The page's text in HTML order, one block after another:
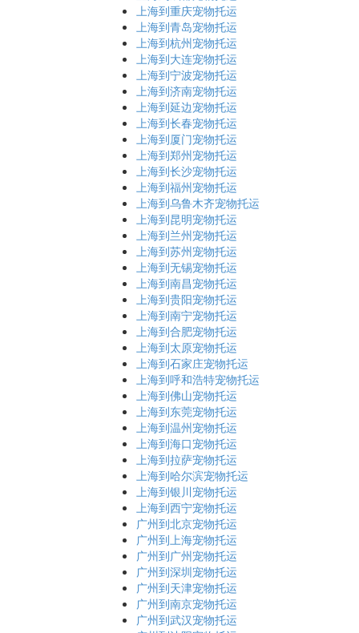
上海到重庆宠物托运
上海到青岛宠物托运
上海到杭州宠物托运
上海到大连宠物托运
上海到宁波宠物托运
上海到济南宠物托运
上海到延边宠物托运
上海到长春宠物托运
上海到厦门宠物托运
上海到郑州宠物托运
上海到长沙宠物托运
上海到福州宠物托运
上海到乌鲁木齐宠物托运
上海到昆明宠物托运
上海到兰州宠物托运
上海到苏州宠物托运
上海到无锡宠物托运
上海到南昌宠物托运
上海到贵阳宠物托运
上海到南宁宠物托运
上海到合肥宠物托运
上海到太原宠物托运
上海到石家庄宠物托运
上海到呼和浩特宠物托运
上海到佛山宠物托运
上海到东莞宠物托运
上海到温州宠物托运
上海到海口宠物托运
上海到拉萨宠物托运
上海到哈尔滨宠物托运
上海到银川宠物托运
上海到西宁宠物托运
广州到北京宠物托运
广州到上海宠物托运
广州到广州宠物托运
广州到深圳宠物托运
广州到天津宠物托运
广州到南京宠物托运
广州到武汉宠物托运